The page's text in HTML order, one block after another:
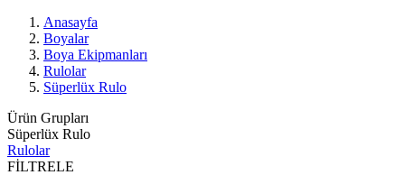
Anasayfa
Boyalar
Boya Ekipmanları
Rulolar
Süperlüx Rulo
Ürün Grupları
Süperlüx Rulo
Rulolar
FİLTRELE